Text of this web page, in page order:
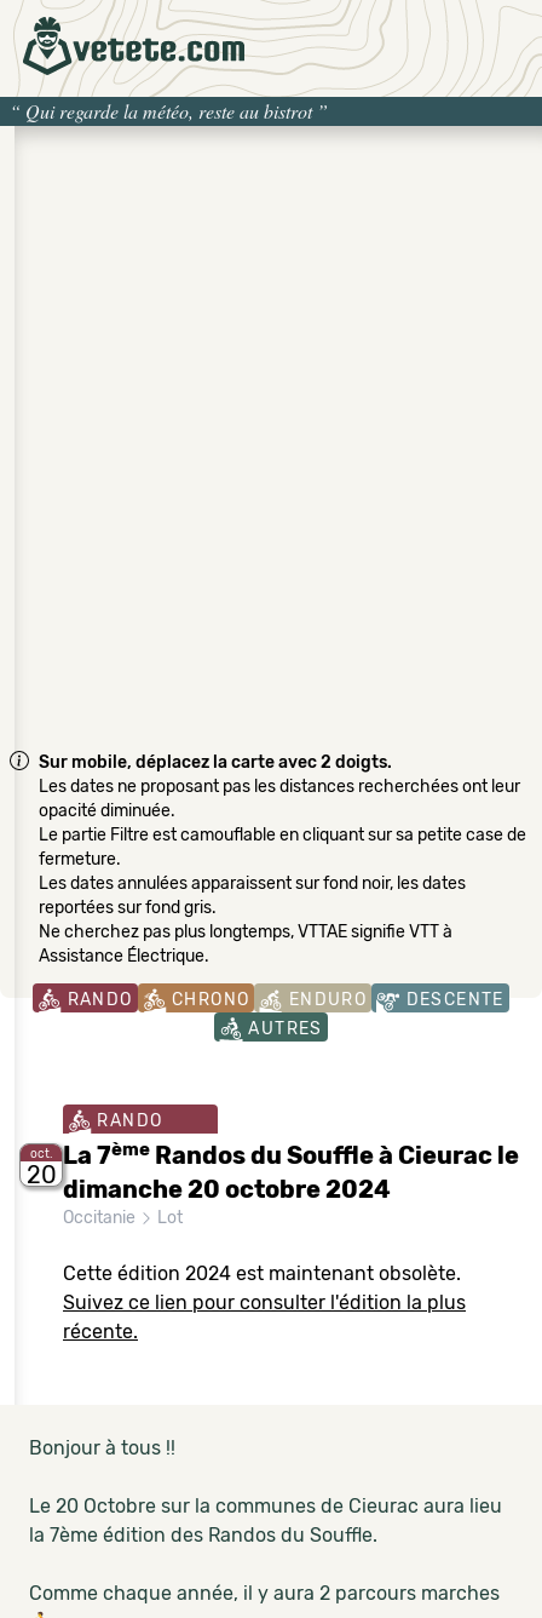
“ Qui regarde la météo, reste au bistrot”
Sur mobile, déplacez la carte avec 2 doigts.
Les dates ne proposant pas les distances recherchées ont leur
opacité diminuée.
Le partie Filtre est camouflable en cliquant sur sa petite case de
fermeture.
Les dates annulées apparaissent sur fond noir, les dates
reportées sur fond gris.
Ne cherchez pas plus longtemps, VTTAE signifie VTT à
Assistance Électrique.
RANDO CHRONO ENDURO
DESCENTE
AUTRES
oct.
20
RANDO
La 7ème Randos du Souffle à Cieurac le
dimanche 20 octobre 2024
Occitanie Lot
Cette édition 2024 est maintenant obsolète.
Suivez ce lien pour consulter l'édition la plus
récente.
Bonjour à tous !!
Le 20 Octobre sur la communes de Cieurac aura lieu
la 7ème édition des Randos du Souffle.
Comme chaque année, il y aura 2 parcours marches